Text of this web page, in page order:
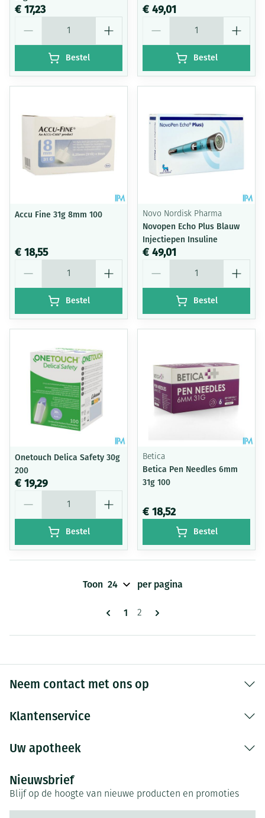
€ 17,23
Bestel
€ 49,01
Bestel
Accu Fine 31g 8mm 100
€ 18,55
Bestel
Novo Nordisk Pharma
Novopen Echo Plus Blauw
Injectiepen Insuline
€ 49,01
Bestel
Onetouch Delica Safety 30g
200
€ 19,29
Bestel
Betica
Betica Pen Needles 6mm
31g 100
€ 18,52
Bestel
Pagina's
U lees momenteel pagina
1 Pagina
2
Toon per pagina
Neem contact met ons op
Klantenservice
Uw apotheek
Nieuwsbrief
Blijf op de hoogte van nieuwe producten en promoties